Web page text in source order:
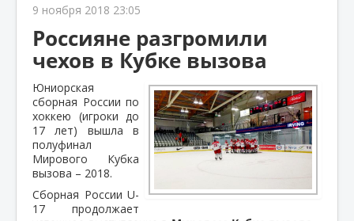
9 ноября 2018 23:05
Россияне разгромили
чехов в Кубке вызова
Юниорская
сборная России по
хоккею (игроки до
17 лет) вышла в
полуфинал
Мирового Кубка
вызова – 2018.
Сборная России U-
17 продолжает